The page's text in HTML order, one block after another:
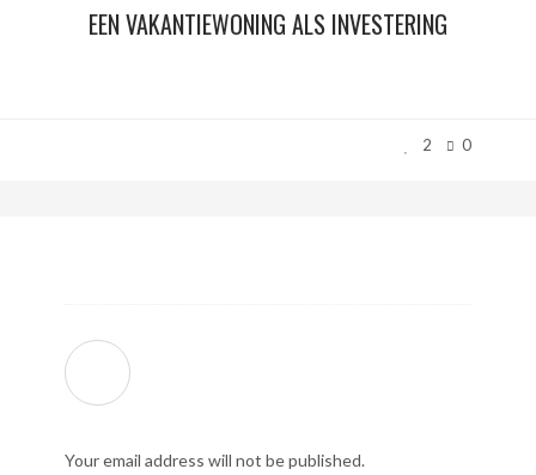
EEN VAKANTIEWONING ALS INVESTERING
2 0
Your email address will not be published.